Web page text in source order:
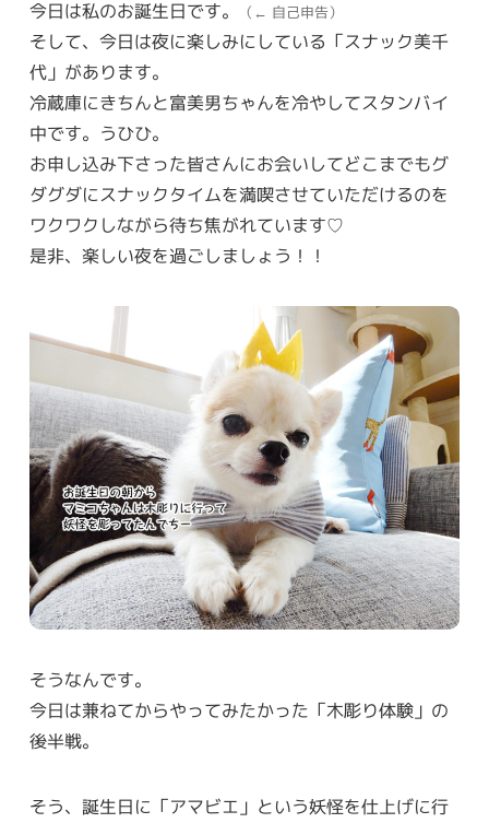
今日は私のお誕生日です。 （← 自己申告）
そして、今日は夜に楽しみにしている「スナック美千
代」があります。
冷蔵庫にきちんと富美男ちゃんを冷やしてスタンバイ
中です。うひひ。
お申し込み下さった皆さんにお会いしてどこまでもグ
ダグダにスナックタイムを満喫させていただけるのを
ワクワクしながら待ち焦がれています♡
是非、楽しい夜を過ごしましょう！！
そうなんです。
今日は兼ねてからやってみたかった「木彫り体験」の
後半戦。
そう、誕生日に「アマビエ」という妖怪を仕上げに行